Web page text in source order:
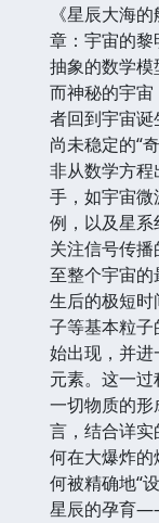
《星辰大海
章：宇宙的
抽象的数学
而神秘的宇
者回到宇宙
尚未稳定的“
非从数学方
手，如宇宙
例，以及星
关注信号传
至整个宇宙
生后的极短
子等基本粒
始出现，并
元素。这一
一切物质的
言，结合详
何在大爆炸
何被精确地“
星辰的孕育